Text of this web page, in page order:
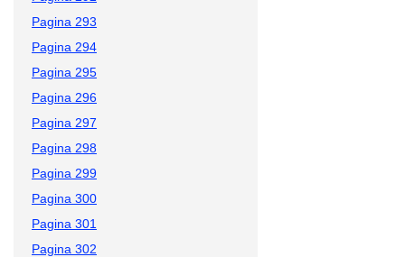
Pagina 293
Pagina 294
Pagina 295
Pagina 296
Pagina 297
Pagina 298
Pagina 299
Pagina 300
Pagina 301
Pagina 302